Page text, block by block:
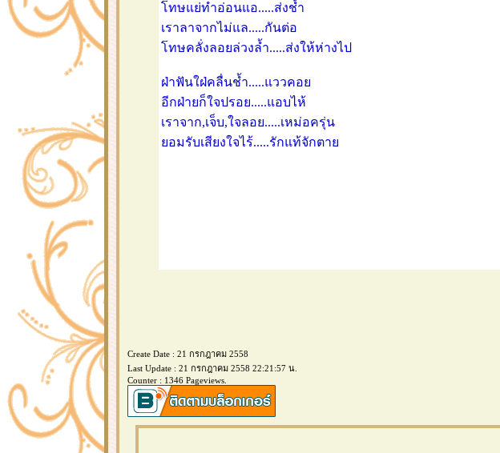
ทษแย่ทำอ่อนแอ.....ส่งช้ำ
เราลาจากไม่แล.....กันต่อ
ทษคลั่งลอยล่วงล้ำ.....ส่งให้ห่างไป
ฝ่าฟันใฝ่คลื่นช้ำ.....แววคอ
อีกฝ่ายก็ใจปรอย.....แอบไห้
เราจาก,เจ็บ,ใจลอย.....เหม่อครุ่น
อมรับเสียงใจไร้.....รักแท้จักตา
Create Date : 21 กรกฎาคม 2558
Last Update : 21 กรกฎาคม 2558 22:21:57 น.
Counter : 1346 Pageviews.